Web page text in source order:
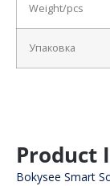
Weight/pcs
Упаковка
Product
Bokysee Smart